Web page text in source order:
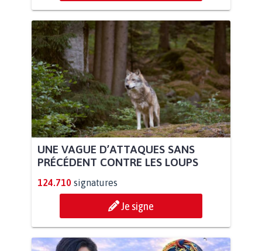
UNE VAGUE D’ATTAQUES SANS
PRÉCÉDENT CONTRE LES LOUPS
124.710 signatures
Je signe